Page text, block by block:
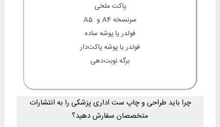
پاکت ملخی
سرنسخه A4 و A5
فولدر یا پوشه ساده
فولدر یا پوشه پاکت‌دار
برگه نوبت‌دهی
چرا باید طراحی و چاپ ست اداری پزشکی را به انتشارات
متخصصان سفارش دهید؟